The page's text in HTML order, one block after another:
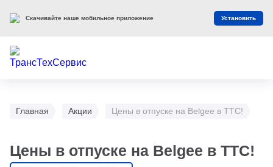
Главная Акции Цены в отпуске на Belgee в ТТС!
Цены в отпуске на Belgee в ТТС!
Скачивайте наше мобильное приложение Установить